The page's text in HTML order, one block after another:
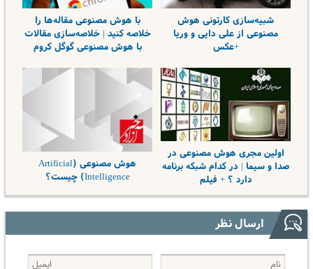
شبیه‌سازی کارتونی هوش
مصنوعی از علی دایی و وریا
+عکس
با هوش مصنوعی مقاله‌ها را
خلاصه کنید | خلاصه‌سازی مقالات
با هوش مصنوعی گوگل کروم
اولین مجری هوش مصنوعی در
صدا و سیما | در کدام شبکه برنامه
دارد ؟ + فیلم
هوش مصنوعی (Artificial
Intelligence) چیست؟
ارسال نظر